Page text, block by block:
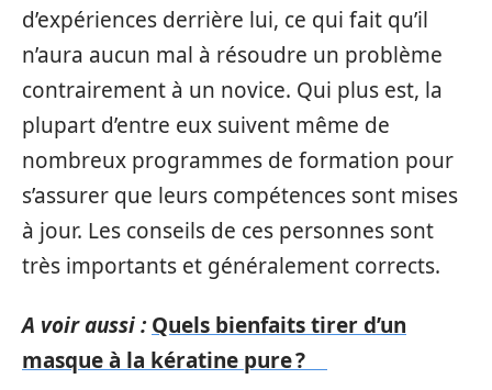
d’expériences derrière lui, ce qui fait qu’il
n’aura aucun mal à résoudre un problème
contrairement à un novice. Qui plus est, la
plupart d’entre eux suivent même de
nombreux programmes de formation pour
s’assurer que leurs compétences sont mises
à jour. Les conseils de ces personnes sont
très importants et généralement corrects.
A voir aussi : Quels bienfaits tirer d’un
masque à la kératine pure ?